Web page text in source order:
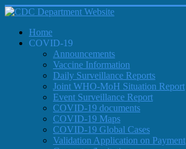
Home
COVID-19
Announcements
Vaccine Information
Daily Surveillance Reports
Joint WHO-MoH Situation Report
Event Surveillance Report
COVID-19 documents
COVID-19 Maps
COVID-19 Global Cases
Validation Application on Payment